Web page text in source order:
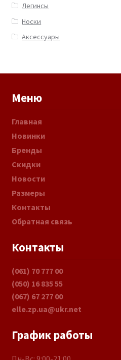
Легинсы
Носки
Аксессуары
Меню
Главная
Новинки
Бренды
Скидки
Новости
Размеры
Контакты
Обратная связь
Контакты
(061) 70 777 00
(050) 16 835 55
(067) 67 277 00
elle.zp.ua@ukr.net
График работы